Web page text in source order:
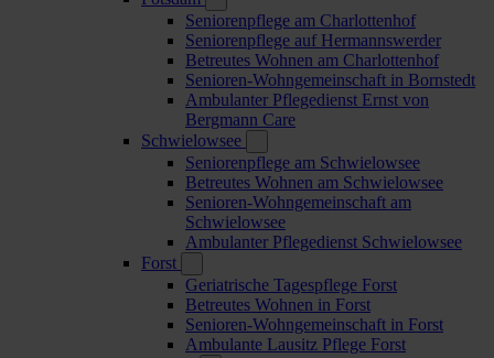
Seniorenpflege am Charlottenhof
Seniorenpflege auf Hermannswerder
Betreutes Wohnen am Charlottenhof
Senioren-Wohngemeinschaft in Bornstedt
Ambulanter Pflegedienst Ernst von
Bergmann Care
Schwielowsee
Seniorenpflege am Schwielowsee
Betreutes Wohnen am Schwielowsee
Senioren-Wohngemeinschaft am
Schwielowsee
Ambulanter Pflegedienst Schwielowsee
Forst
Geriatrische Tagespflege Forst
Betreutes Wohnen in Forst
Senioren-Wohngemeinschaft in Forst
Ambulante Lausitz Pflege Forst